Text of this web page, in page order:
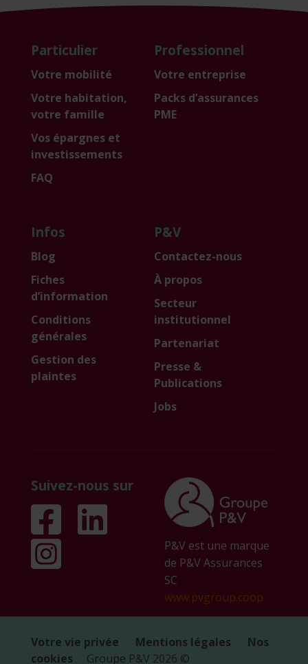
Particulier
Votre mobilité
Votre habitation,
votre famille
Vos épargnes et
investissements
FAQ
Professionnel
Votre entreprise
Packs d’assurances
PME
Infos
Blog
Fiches
d’information
Conditions
générales
Gestion des
plaintes
P&V
Contactez-nous
À propos
Secteur
institutionnel
Partenariat
Presse &
Publications
Jobs
Suivez-nous sur
P&V est une marque
de P&V Assurances
SC
www.pvgroup.coop
Votre vie privée Mentions légales
Nos
cookies
Groupe P&V 2026 ©